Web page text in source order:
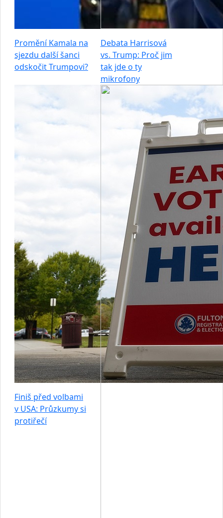
Promění Kamala na
sjezdu další šanci
odskočit Trumpovi?
Debata Harrisová
vs. Trump: Proč jim
tak jde o ty
mikrofony
Finiš před volbami
v USA: Průzkumy si
protiřečí